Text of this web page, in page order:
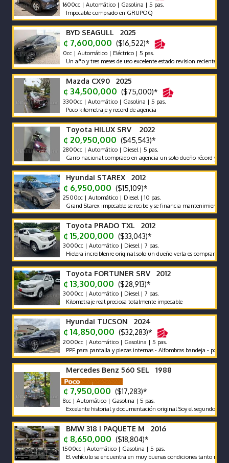
1600cc | Automático | Gasolina | 5 pas.
Impecable comprado en GRUPOQ
BYD SEAGULL 2025
¢ 7,600,000 ($16,522)*
0cc | Automático | Eléctrico | 5 pas.
Un año y tres meses de uso excelente estado revision reciente garantias
Mazda CX90 2025
¢ 34,500,000 ($75,000)*
3300cc | Automático | Gasolina | 5 pas.
Poco kilometraje y record de agencia
Toyota HILUX SRV 2022
¢ 20,950,000 ($45,543)*
2800cc | Automático | Diesel | 5 pas.
Carro nacional comprado en agencia un solo dueño récord y
Hyundai STAREX 2012
¢ 6,950,000 ($15,109)*
2500cc | Automático | Diesel | 10 pas.
Grand Starex impecable se recibe y se financia mantenimiento
Toyota PRADO TXL 2012
¢ 15,200,000 ($33,043)*
3000cc | Automático | Diesel | 7 pas.
Hielera increiblenre original solo un dueño verla es comprarla
Toyota FORTUNER SRV 2012
¢ 13,300,000 ($28,913)*
3000cc | Automático | Diesel | 7 pas.
Kilometraje real preciosa totalmente impecable
Hyundai TUCSON 2024
¢ 14,850,000 ($32,283)*
2000cc | Automático | Gasolina | 5 pas.
PPF para pantalla y piezas internas - Alfombras bandeja - polarizado
Mercedes Benz 560 SEL 1988
¢ 7,950,000 ($17,283)*
8cc | Automático | Gasolina | 5 pas.
Excelente historial y documentación original Soy el segundo
BMW 318 I PAQUETE M 2016
¢ 8,650,000 ($18,804)*
1500cc | Automático | Gasolina | 5 pas.
El vehículo se encuentra en muy buenas condiciones tanto mecánicas